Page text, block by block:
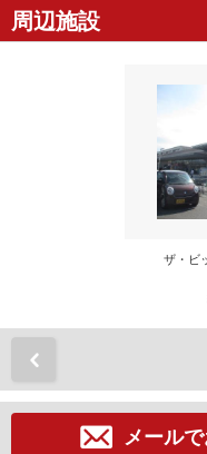
周辺施設
ザ・ビ
メール